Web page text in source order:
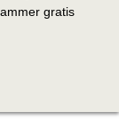
gratis